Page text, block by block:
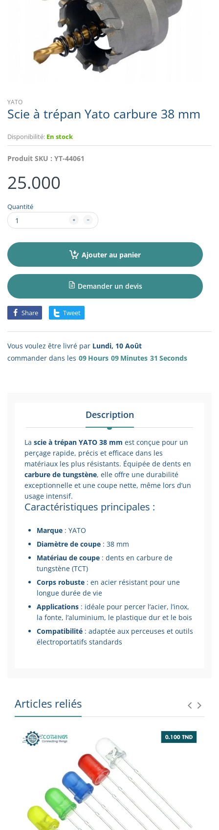
YATO
Scie à trépan Yato carbure 38 mm
Disponibilité: En stock
Produit SKU : YT-44061
25.000
Quantité
Ajouter au panier
Demander un devis
Share Tweet
Vous voulez être livré par Lundi, 10 Août
commander dans les 09 Hours 09 Minutes 31 Seconds
Description
La scie à trépan YATO 38 mm est conçue pour un
perçage rapide, précis et efficace dans les
matériaux les plus résistants. Équipée de dents en
carbure de tungstène, elle offre une durabilité
exceptionnelle et une coupe nette, même lors d’un
usage intensif.
Caractéristiques principales :
Marque : YATO
Diamètre de coupe : 38 mm
Matériau de coupe : dents en carbure de
tungstène (TCT)
Corps robuste : en acier résistant pour une
longue durée de vie
Applications : idéale pour percer l’acier, l’inox,
la fonte, l’aluminium, le plastique dur et le bois
Compatibilité : adaptée aux perceuses et outils
électroportatifs standards
: YATO
Diamètre de coupe: 38 mm
Matériau de coupe: dents en carbure de
tungstène (TCT)
Corps robuste: en acier résistant pour une
longue durée de vie
Applications: idéale pour percer l’acier, l’inox,
Articles reliés